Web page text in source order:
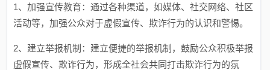
1、加强宣传教育：通过各种渠道，如媒体、社交网络、社区
活动等，加强公众对于虚假宣传、欺诈行为的认识和警惕。
2、建立举报机制：建立便捷的举报机制，鼓励公众积极举报
虚假宣传、欺诈行为，形成全社会共同打击欺诈行为的氛